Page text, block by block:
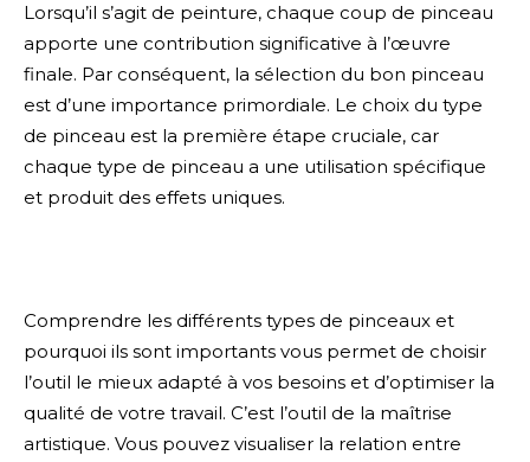
Lorsqu’il s’agit de peinture, chaque coup de pinceau
apporte une contribution significative à l’œuvre
finale. Par conséquent, la sélection du bon pinceau
est d’une importance primordiale. Le choix du type
de pinceau est la première étape cruciale, car
chaque type de pinceau a une utilisation spécifique
et produit des effets uniques.
Comprendre les différents types de pinceaux et
pourquoi ils sont importants vous permet de choisir
l’outil le mieux adapté à vos besoins et d’optimiser la
qualité de votre travail. C’est l’outil de la maîtrise
artistique. Vous pouvez visualiser la relation entre